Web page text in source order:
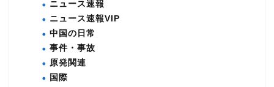
ニュース速報
ニュース速報VIP
中国の日常
事件・事故
原発関連
国際